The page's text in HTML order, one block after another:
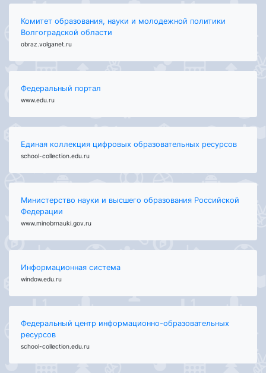
Комитет образования, науки и молодежной политики
Волгоградской области
obraz.volganet.ru
Федеральный портал
www.edu.ru
Единая коллекция цифровых образовательных ресурсов
school-collection.edu.ru
Министерство науки и высшего образования Российской
Федерации
www.minobrnauki.gov.ru
Информационная система
window.edu.ru
Федеральный центр информационно-образовательных
ресурсов
school-collection.edu.ru